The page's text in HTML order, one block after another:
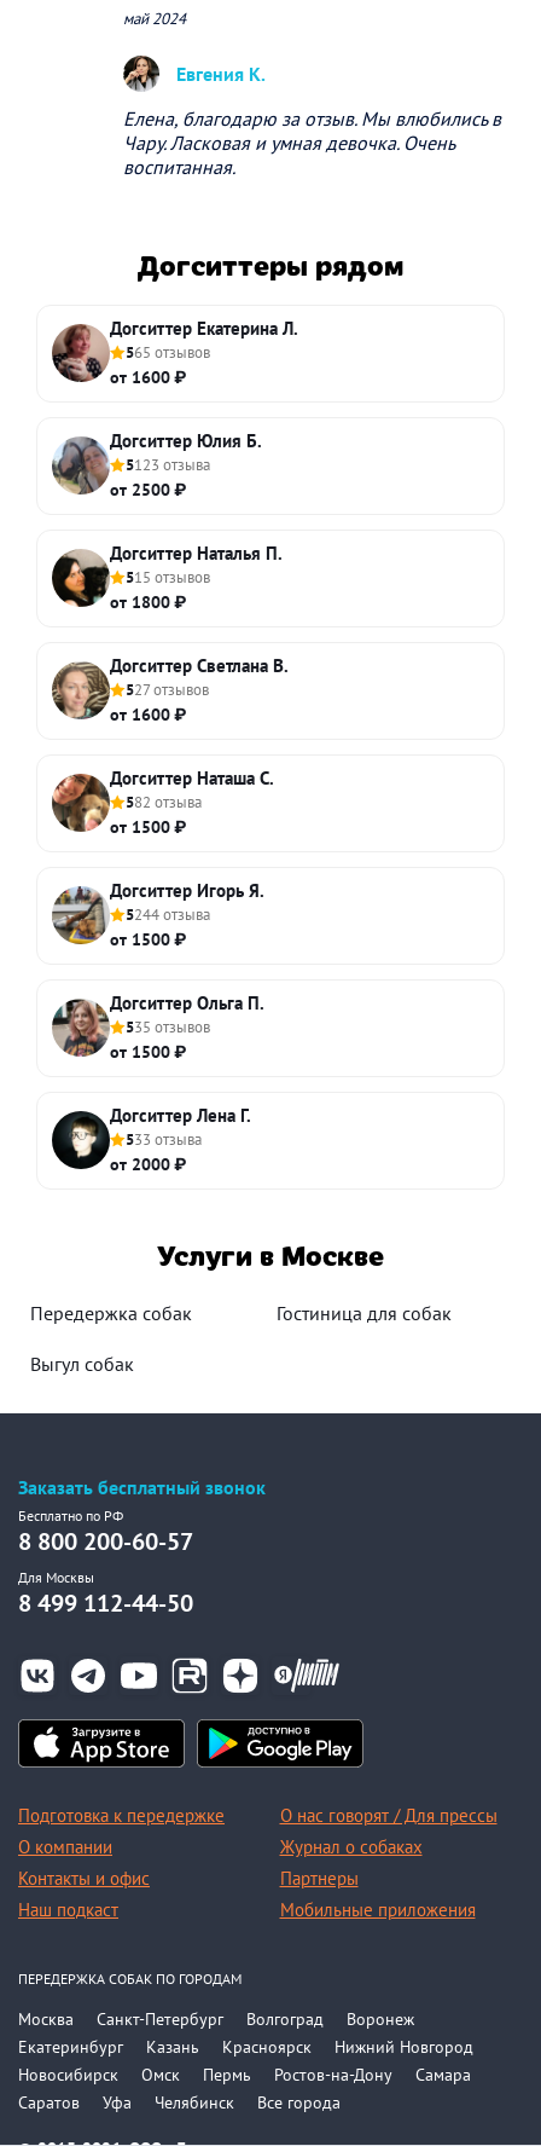
май 2024
Евгения К.
Елена, благодарю за отзыв. Мы влюбились в
Чару. Ласковая и умная девочка. Очень
воспитанная.
Догситтеры рядом
Догситтер Екатерина Л.
565 отзывов
от 1600 ₽
Догситтер Юлия Б.
5123 отзыва
от 2500 ₽
Догситтер Наталья П.
515 отзывов
от 1800 ₽
Догситтер Светлана В.
527 отзывов
от 1600 ₽
Догситтер Наташа С.
582 отзыва
от 1500 ₽
Догситтер Игорь Я.
5244 отзыва
от 1500 ₽
Догситтер Ольга П.
535 отзывов
от 1500 ₽
Догситтер Лена Г.
533 отзыва
от 2000 ₽
Услуги в Москве
Передержка собак Гостиница для собак
Выгул собак
Заказать бесплатный звонок
Бесплатно по РФ
8 800 200-60-57
Для Москвы
8 499 112-44-50
Подготовка к передержке
О компании
Контакты и офис
Наш подкаст
О нас говорят / Для прессы
Журнал о собаках
Партнеры
Мобильные приложения
ПЕРЕДЕРЖКА СОБАК ПО ГОРОДАМ
Москва Санкт-Петербург Волгоград
Воронеж
Екатеринбург
Казань Красноярск
Нижний Новгород
Новосибирск
Омск Пермь Ростов-на-Дону
Самара
Саратов
Уфа Челябинск Все города